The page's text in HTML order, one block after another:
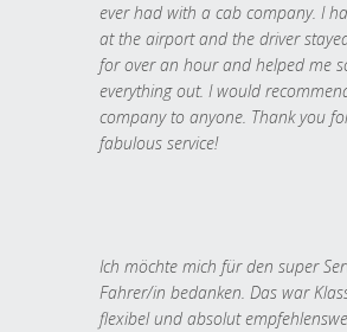
ever had with a cab company. I
at the airport and the driver
for over an hour and helped me
everything out. I would
company to anyone. Thank you
fabulous service!
Ich möchte mich für den super
Fahrer/in bedanken. Das war
flexibel und absolut